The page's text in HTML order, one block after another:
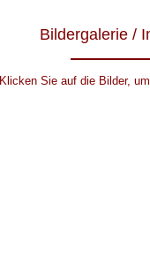
Bildergalerie /
Klicken Sie auf die Bilder,